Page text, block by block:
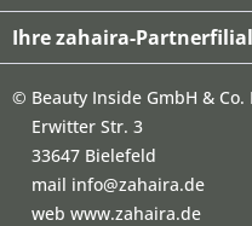
Ihre zahaira-
© Beauty Inside GmbH & Co.
Erwitter Str. 3
33647 Bielefeld
mail info@zahaira.de
web www.zahaira.de